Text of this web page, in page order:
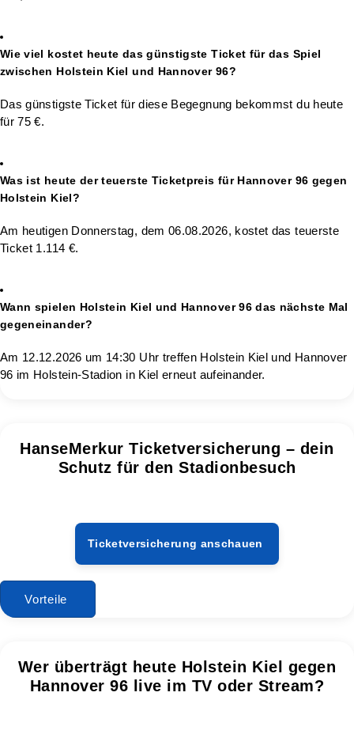
Wie viel kostet heute das günstigste Ticket für das Spiel
zwischen Holstein Kiel und Hannover 96?
Das günstigste Ticket für diese Begegnung bekommst du heute
für 75 €.
Was ist heute der teuerste Ticketpreis für Hannover 96 gegen
Holstein Kiel?
Am heutigen Donnerstag, dem 06.08.2026, kostet das teuerste
Ticket 1.114 €.
Wann spielen Holstein Kiel und Hannover 96 das nächste Mal
gegeneinander?
Am 12.12.2026 um 14:30 Uhr treffen Holstein Kiel und Hannover
96 im Holstein-Stadion in Kiel erneut aufeinander.
HanseMerkur Ticketversicherung – dein
Schutz für den Stadionbesuch
Ticketversicherung anschauen
Vorteile
Wer überträgt heute Holstein Kiel gegen
Hannover 96 live im TV oder Stream?